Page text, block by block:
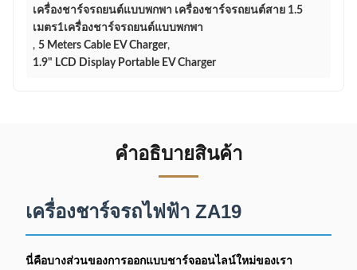
เครื่องชาร์จรถยนต์แบบพกพา เครื่องชาร์จรถยนต์สาย 1.5
เมตร1เครื่องชาร์จรถยนต์แบบพกพา
, 5 Meters Cable EV Charger,
1.9" LCD Display Portable EV Charger
คําอธิบายสินค้า
เครื่องชาร์จรถไฟฟ้า ZA19
นี่คือบางส่วนของการออกแบบชาร์จออนไลน์ใหม่ของเรา